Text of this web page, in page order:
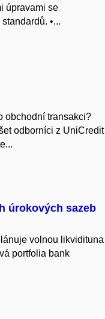
úpravami se
•...
obchodní transakci?
odborníci z UniCredit
úrokových sazeb
volnou likvidituna
portfolia bank